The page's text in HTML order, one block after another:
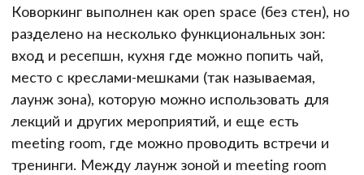
Коворкинг выполнен как open space (без стен), но
разделено на несколько функциональных зон:
вход и ресепшн, кухня где можно попить чай,
место с креслами-мешками (так называемая,
лаунж зона), которую можно использовать для
лекций и других мероприятий, и еще есть
meeting room, где можно проводить встречи и
тренинги. Между лаунж зоной и meeting room